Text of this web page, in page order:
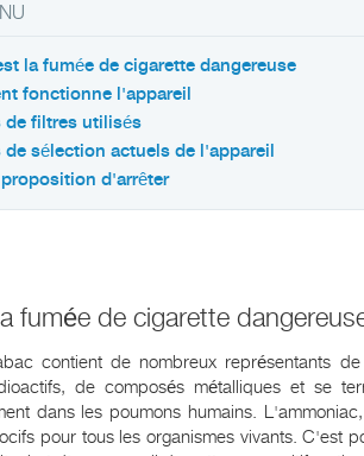
la fumée de cigarette dangereuse
fonctionne l'appareil
de filtres utilisés
de sélection actuels de l'appareil
proposition d'arrêter
fumée de cigarette
contient de nombreux représentants
de composés métalliques et se
dans les poumons humains.
pour tous les organismes vivants. C'est